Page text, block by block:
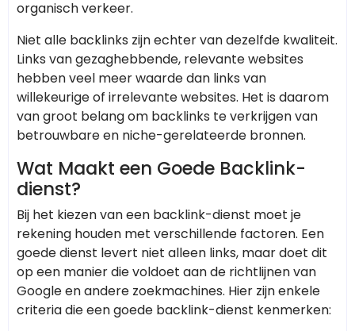
organisch verkeer.
Niet alle backlinks zijn echter van dezelfde kwaliteit.
Links van gezaghebbende, relevante websites
hebben veel meer waarde dan links van
willekeurige of irrelevante websites. Het is daarom
van groot belang om backlinks te verkrijgen van
betrouwbare en niche-gerelateerde bronnen.
Wat Maakt een Goede Backlink-
dienst?
Bij het kiezen van een backlink-dienst moet je
rekening houden met verschillende factoren. Een
goede dienst levert niet alleen links, maar doet dit
op een manier die voldoet aan de richtlijnen van
Google en andere zoekmachines. Hier zijn enkele
criteria die een goede backlink-dienst kenmerken: